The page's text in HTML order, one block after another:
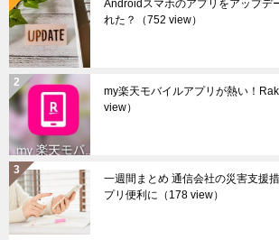
Androidスマホのアプリをアップデ
れた？
（752 view）
my楽天モバイルアプリが熱い！
view）
一週間まとめ 通信会社の災害支援
プリ便利に （178 view）